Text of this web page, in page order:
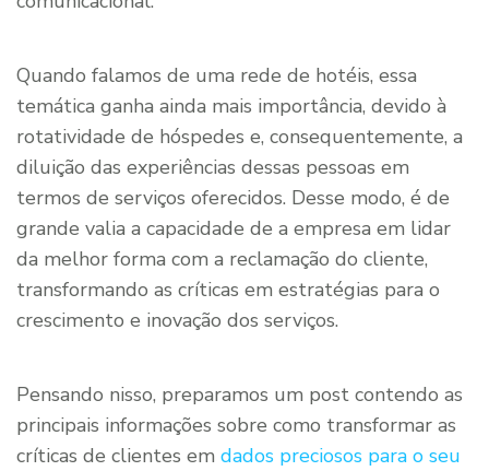
Quando falamos de uma rede de hotéis, essa
temática ganha ainda mais importância, devido à
rotatividade de hóspedes e, consequentemente, a
diluição das experiências dessas pessoas em
termos de serviços oferecidos. Desse modo, é de
grande valia a capacidade de a empresa em lidar
da melhor forma com a reclamação do cliente,
transformando as críticas em estratégias para o
crescimento e inovação dos serviços.
Pensando nisso, preparamos um post contendo as
principais informações sobre como transformar as
críticas de clientes em dados preciosos para o seu